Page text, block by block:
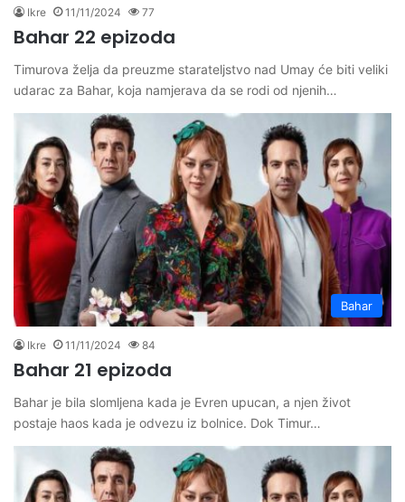
Ikre 11/11/2024 77
Bahar 22 epizoda
Timurova želja da preuzme starateljstvo nad Umay će biti veliki
udarac za Bahar, koja namjerava da se rodi od njenih…
Bahar
Ikre 11/11/2024 84
Bahar 21 epizoda
Bahar je bila slomljena kada je Evren upucan, a njen život
postaje haos kada je odvezu iz bolnice. Dok Timur…